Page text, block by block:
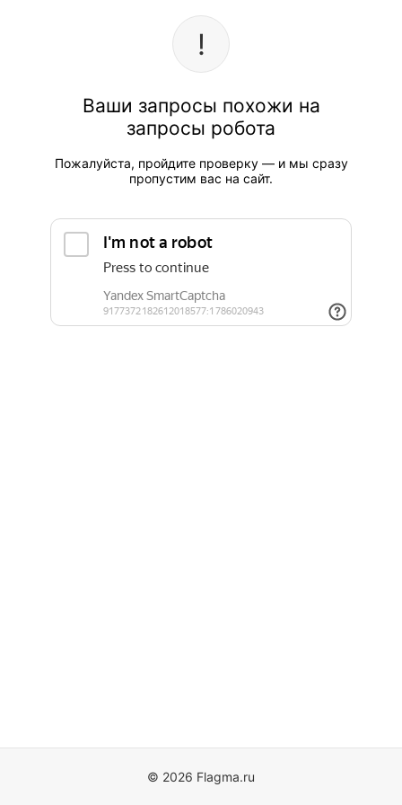
Ваши запросы похожи на
запросы робота
Пожалуйста, пройдите проверку — и мы сразу
пропустим вас на сайт.
© 2026 Flagma.ru